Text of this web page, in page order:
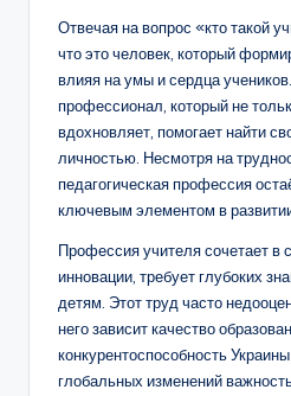
Отвечая на вопрос «кто такой
что это человек, который
влияя на умы и сердца
профессионал, который не
вдохновляет, помогает найти
личностью. Несмотря на
педагогическая профессия
ключевым элементом в
Профессия учителя сочетает в
инновации, требует глубоких
детям. Этот труд часто
него зависит качество
конкурентоспособность
глобальных изменений